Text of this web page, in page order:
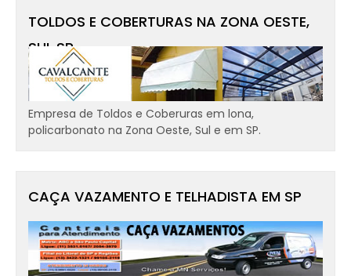
TOLDOS E COBERTURAS NA ZONA OESTE,
SUL SP
Empresa de Toldos e Coberuras em lona,
policarbonato na Zona Oeste, Sul e em SP.
CAÇA VAZAMENTO E TELHADISTA EM SP